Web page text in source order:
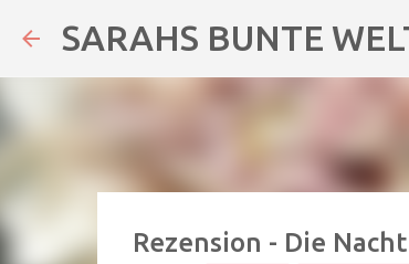
SARAHS BUNTE
Rezension - Die